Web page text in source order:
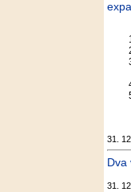
31.
Dva
31.